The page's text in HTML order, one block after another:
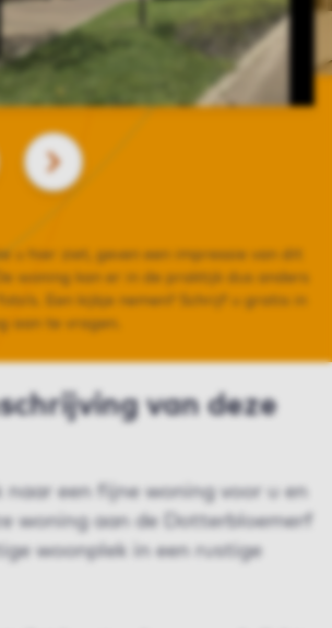
VOLGENDE
u hier ziet, geven een impressie van dit
woning kan er in de praktijk dus anders
Een kijkje nemen? Schrijf u gratis in
aan te vragen.
van deze
naar een fijne woning voor u en
woning aan de Dotterbloemerf
woonplek in een rustige